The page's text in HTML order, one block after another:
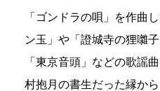
「ゴンドラの唄」を作曲
ン玉」や「證城寺の狸囃
「東京音頭」などの歌謡
村抱月の書生だった縁か